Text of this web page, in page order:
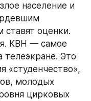
население и
оценки.
КВН — самое
телеэкране. Это
«студенчество»,
молодых
цирковых